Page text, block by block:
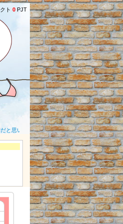
ト 0 PJT
思います。頑張ってください。(匿名募金者